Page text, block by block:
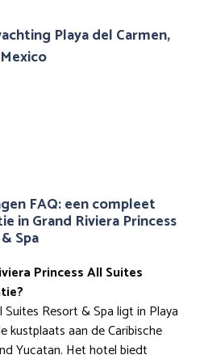
Playa del Carmen,
Mexico
FAQ: een compleet
in Grand Riviera Princess
Spa
Princess All Suites
Suites Resort & Spa ligt in Playa
kustplaats aan de Caribische